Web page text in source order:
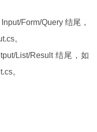
Form/Query 结尾，
。
List/Result 结尾，如
。